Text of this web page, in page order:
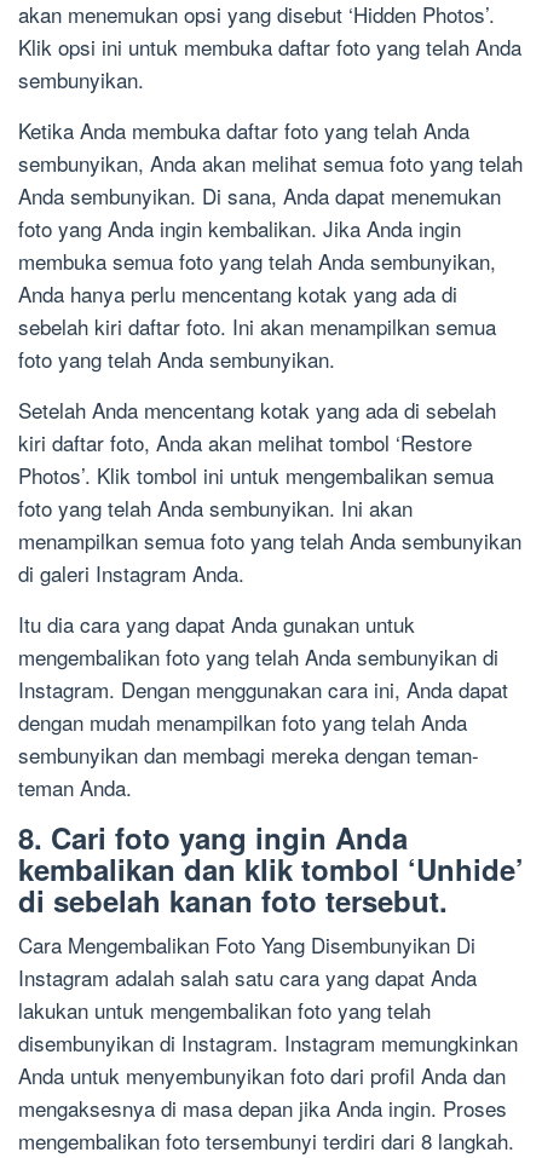
akan menemukan opsi yang disebut ‘Hidden Photos’.
Klik opsi ini untuk membuka daftar foto yang telah Anda
sembunyikan.
Ketika Anda membuka daftar foto yang telah Anda
sembunyikan, Anda akan melihat semua foto yang telah
Anda sembunyikan. Di sana, Anda dapat menemukan
foto yang Anda ingin kembalikan. Jika Anda ingin
membuka semua foto yang telah Anda sembunyikan,
Anda hanya perlu mencentang kotak yang ada di
sebelah kiri daftar foto. Ini akan menampilkan semua
foto yang telah Anda sembunyikan.
Setelah Anda mencentang kotak yang ada di sebelah
kiri daftar foto, Anda akan melihat tombol ‘Restore
Photos’. Klik tombol ini untuk mengembalikan semua
foto yang telah Anda sembunyikan. Ini akan
menampilkan semua foto yang telah Anda sembunyikan
di galeri Instagram Anda.
Itu dia cara yang dapat Anda gunakan untuk
mengembalikan foto yang telah Anda sembunyikan di
Instagram. Dengan menggunakan cara ini, Anda dapat
dengan mudah menampilkan foto yang telah Anda
sembunyikan dan membagi mereka dengan teman-
teman Anda.
8. Cari foto yang ingin Anda
kembalikan dan klik tombol ‘Unhide’
di sebelah kanan foto tersebut.
Cara Mengembalikan Foto Yang Disembunyikan Di
Instagram adalah salah satu cara yang dapat Anda
lakukan untuk mengembalikan foto yang telah
disembunyikan di Instagram. Instagram memungkinkan
Anda untuk menyembunyikan foto dari profil Anda dan
mengaksesnya di masa depan jika Anda ingin. Proses
mengembalikan foto tersembunyi terdiri dari 8 langkah.